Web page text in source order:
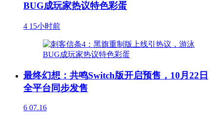
BUG成玩家热议特色彩蛋
4 15小时前
最终幻想：共鸣Switch版开启预售，10月22日
全平台同步发售
6 07.16